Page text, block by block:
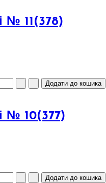
№ 11(378)
№ 10(377)